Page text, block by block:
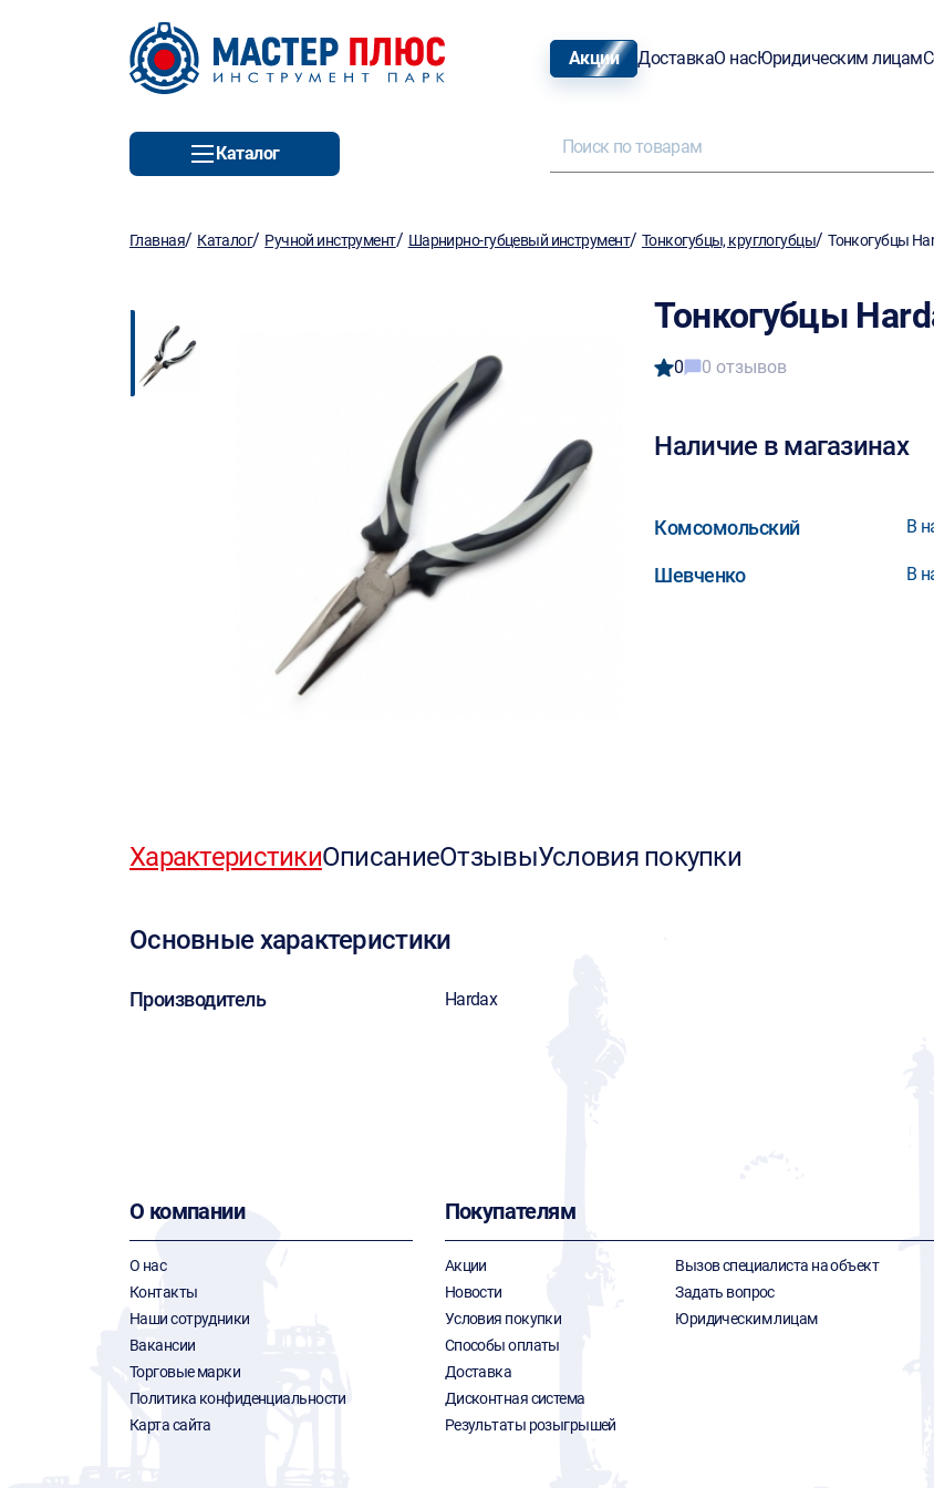
Акции ДоставкаО насЮридическим лицам
Каталог
Главная/ Каталог/ Ручной инструмент/ Шарнирно-губцевый инструмент/ Тонкогубцы, круглогубцы/Тонкогубцы
Тонкогубцы
0 0 отзывов
Наличие в магазинах
Комсомольский В
Шевченко В
ХарактеристикиОписаниеОтзывыУсловия покупки
Основные характеристики
Производитель Hardax
О компании
О нас
Контакты
Наши сотрудники
Вакансии
Торговые марки
Политика конфиденциальности
Карта сайта
Покупателям
Акции
Новости
Условия покупки
Способы оплаты
Доставка
Дисконтная система
Результаты розыгрышей
Вызов специалиста на объект
Задать вопрос
Юридическим лицам